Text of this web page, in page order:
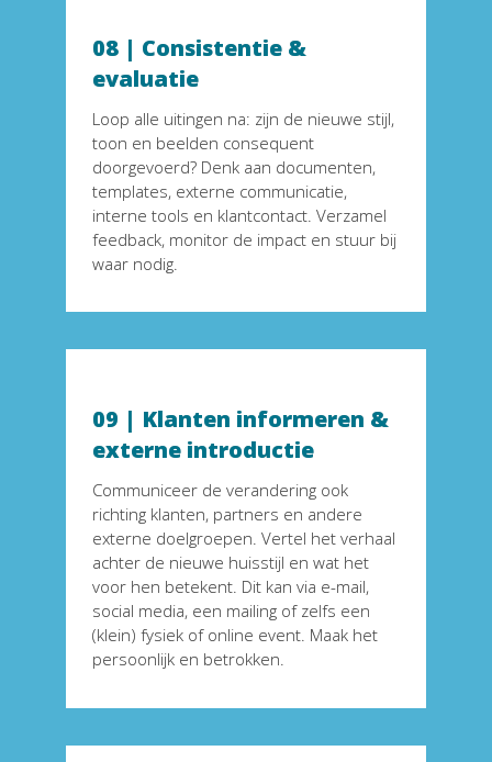
08 | Consistentie &
evaluatie
Loop alle uitingen na: zijn de nieuwe stijl,
toon en beelden consequent
doorgevoerd? Denk aan documenten,
templates, externe communicatie,
interne tools en klantcontact. Verzamel
feedback, monitor de impact en stuur bij
waar nodig.
09 | Klanten informeren &
externe introductie
Communiceer de verandering ook
richting klanten, partners en andere
externe doelgroepen. Vertel het verhaal
achter de nieuwe huisstijl en wat het
voor hen betekent. Dit kan via e-mail,
social media, een mailing of zelfs een
(klein) fysiek of online event. Maak het
persoonlijk en betrokken.